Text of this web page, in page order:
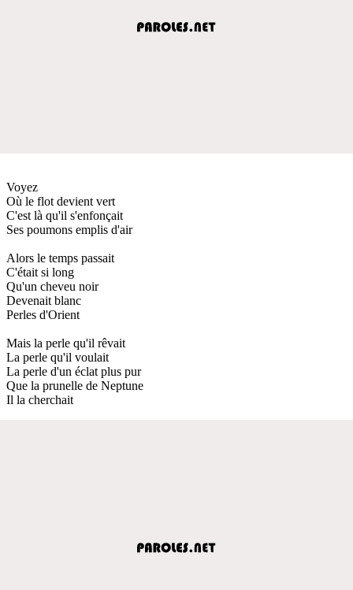
Voyez
Où le flot devient vert
C'est là qu'il s'enfonçait
Ses poumons emplis d'air
Alors le temps passait
C'était si long
Qu'un cheveu noir
Devenait blanc
Perles d'Orient
Mais la perle qu'il rêvait
La perle qu'il voulait
La perle d'un éclat plus pur
Que la prunelle de Neptune
Il la cherchait